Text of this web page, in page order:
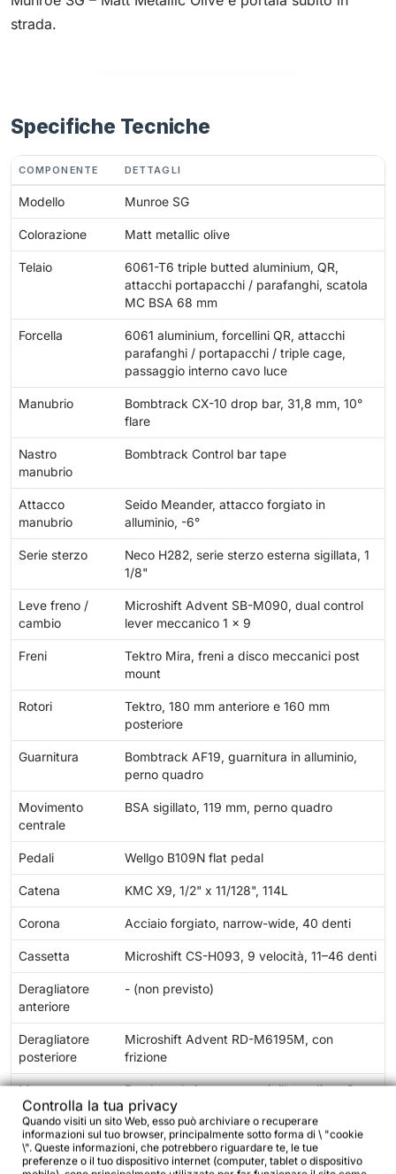
strada.
Specifiche Tecniche
COMPONENTE DETTAGLI
Modello Munroe SG
Colorazione Matt metallic olive
Telaio
6061-T6 triple butted aluminium, QR,
attacchi portapacchi / parafanghi, scatola
MC BSA 68 mm
Forcella
6061 aluminium, forcellini QR, attacchi
parafanghi / portapacchi / triple cage,
passaggio interno cavo luce
Manubrio
Bombtrack CX-10 drop bar, 31,8 mm, 10°
flare
Nastro
manubrio
Bombtrack Control bar tape
Attacco
manubrio
Seido Meander, attacco forgiato in
alluminio, -6°
Serie sterzo
Neco H282, serie sterzo esterna sigillata, 1
1/8"
Leve freno /
cambio
Microshift Advent SB-M090, dual control
lever meccanico 1 x 9
Freni
Tektro Mira, freni a disco meccanici post
mount
Rotori
Tektro, 180 mm anteriore e 160 mm
posteriore
Guarnitura
Bombtrack AF19, guarnitura in alluminio,
perno quadro
Movimento
centrale
BSA sigillato, 119 mm, perno quadro
Pedali Wellgo B109N flat pedal
Catena KMC X9, 1/2" x 11/128", 114L
Corona Acciaio forgiato, narrow-wide, 40 denti
Cassetta Microshift CS-H093, 9 velocità, 11–46 denti
Deragliatore
anteriore
- (non previsto)
Deragliatore
posteriore
Microshift Advent RD-M6195M, con
frizione
Mozzo
anteriore
Bombtrack Arc, mozzo sigillato, disco 6
fori, chiusura con brugola
Mozzo
posteriore
Bombtrack Arc, mozzo sigillato, 11-speed,
disco 6 fori, chiusura con brugola
Controlla la tua privacy
Quando visiti un sito Web, esso può archiviare o recuperare
informazioni sul tuo browser, principalmente sotto forma di \ "cookie
\". Queste informazioni, che potrebbero riguardare te, le tue
preferenze o il tuo dispositivo internet (computer, tablet o dispositivo